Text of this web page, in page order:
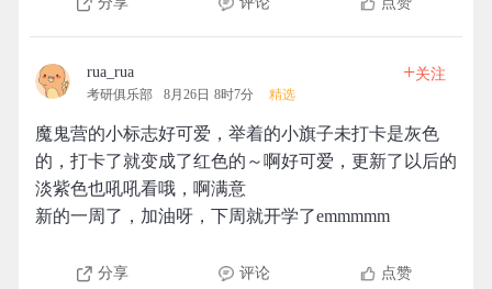
rua_rua
考研俱乐部 8月26日 8时7分 精选
+关注
魔鬼营的小标志好可爱，举着的小旗子未打卡是灰色
的，打卡了就变成了红色的～啊好可爱，更新了以后的
淡紫色也吼吼看哦，啊满意
新的一周了，加油呀，下周就开学了emmmmm
分享 评论 点赞